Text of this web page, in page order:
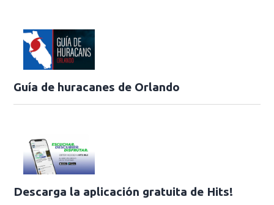
Guía de huracanes de Orlando
Descarga la aplicación gratuita de Hits!